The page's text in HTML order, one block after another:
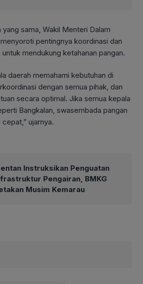
sama, Wakil Menteri Dalam
pentingnya koordinasi dan
mendukung ketahanan pangan.
daerah memahami kebutuhan di
dengan semua pihak, dan
secara optimal. Jika semua kepala
Bangkalan, swasembada pangan
ujarnya.
Instruksikan Penguatan
Pengairan, BMKG
Musim Kemarau